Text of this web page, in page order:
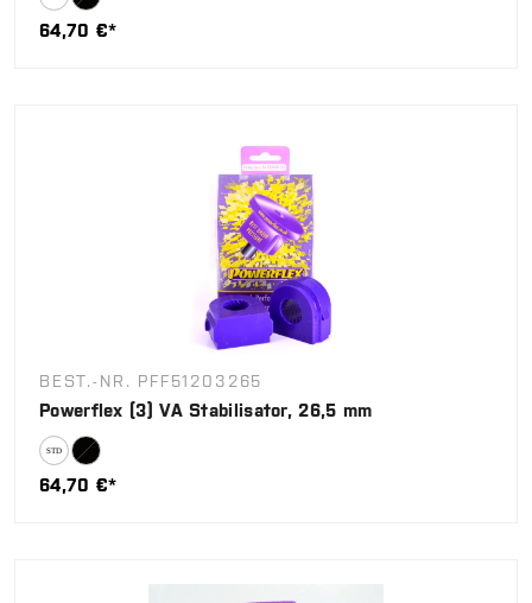
64,70 €*
BEST.-NR. PFF51203265
Powerflex (3) VA Stabilisator, 26,5 mm
64,70 €*